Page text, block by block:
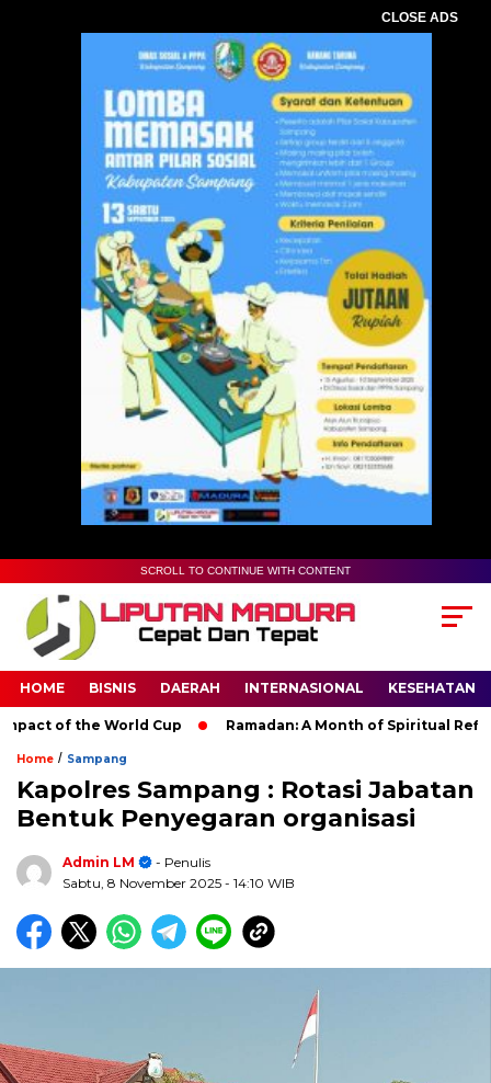
CLOSE ADS
SCROLL TO CONTINUE WITH CONTENT
HOME BISNIS DAERAH INTERNASIONAL KESEHATAN
of the World Cup Ramadan: A Month of Spiritual
Home / Sampang
Kapolres Sampang : Rotasi Jabatan
Bentuk Penyegaran organisasi
Admin LM
- Penulis
Sabtu, 8 November 2025 - 14:10 WIB